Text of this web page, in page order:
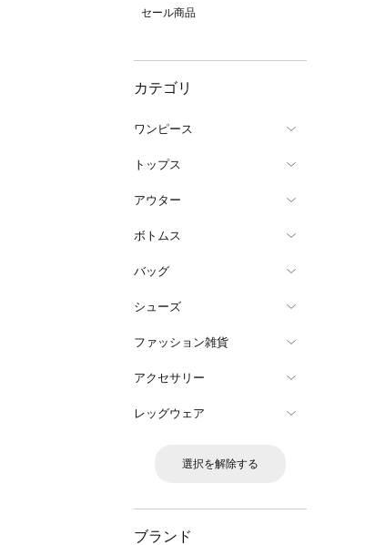
セール商品
カテゴリ
ワンピース
トップス
アウター
ボトムス
バッグ
シューズ
ファッション雑貨
アクセサリー
レッグウェア
選択を解除する
ブランド